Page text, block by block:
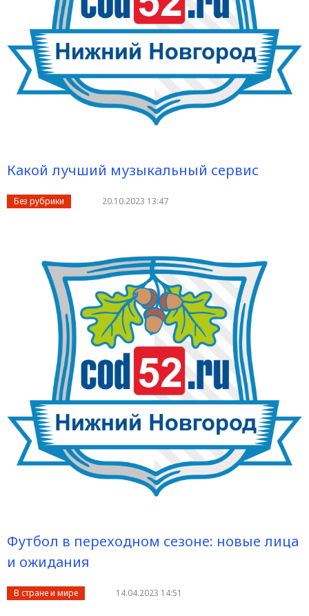
Какой лучший музыкальный сервис
Без рубрики 20.10.2023 13:47
Футбол в переходном сезоне: новые лица
и ожидания
В стране и мире 14.04.2023 14:51